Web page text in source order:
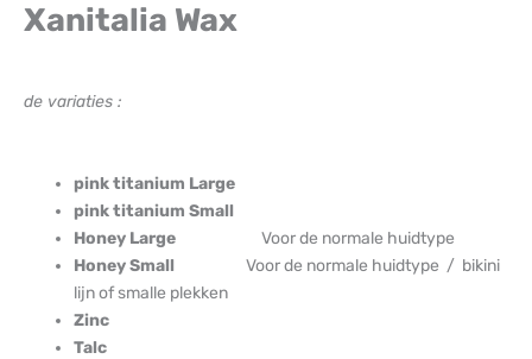
Xanitalia Wax
de variaties :
pink titanium Large
pink titanium Small
Honey Large Voor de normale huidtype
Honey Small Voor de normale huidtype / bikini
lijn of smalle plekken
Zinc
Talc